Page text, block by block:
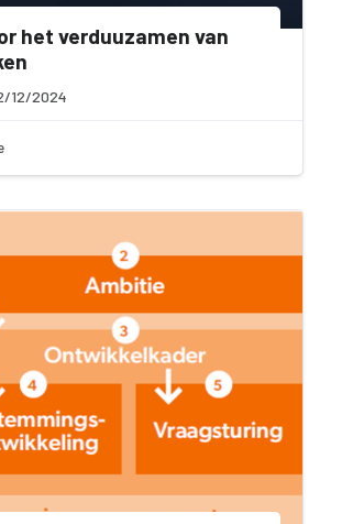
het verduuzamen van
12/2024